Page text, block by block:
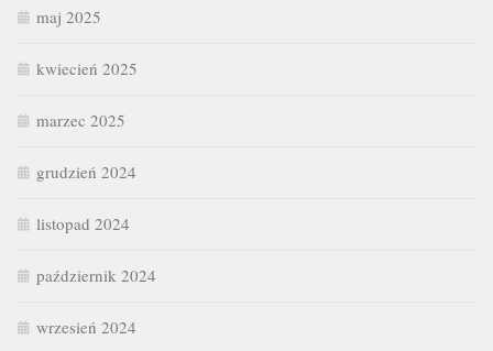
maj 2025
kwiecień 2025
marzec 2025
grudzień 2024
listopad 2024
październik 2024
wrzesień 2024